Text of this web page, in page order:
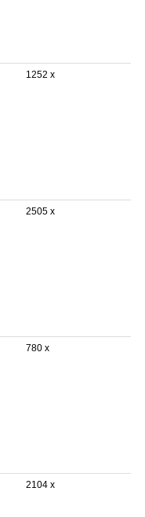
1252 x
2505 x
780 x
2104 x